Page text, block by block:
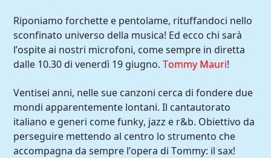
Comoradio International
Riponiamo forchette e pentolame, rituffandoci nello
sconfinato universo della musica! Ed ecco chi sarà
l’ospite ai nostri microfoni, come sempre in diretta
dalle 10.30 di venerdì 19 giugno.Tommy Mauri!
Ventisei anni, nelle sue canzoni cerca di fondere due
mondi apparentemente lontani. Il cantautorato
italiano e generi come funky, jazz e r&b. Obiettivo da
perseguire mettendo al centro lo strumento che
accompagna da sempre l’opera di Tommy: il sax!